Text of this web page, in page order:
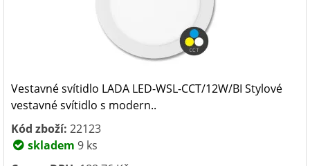
Vestavné svítidlo LADA LED-WSL-CCT/12W/BI Stylové
vestavné svítidlo s modern..
Kód zboží: 22123
skladem 9 ks